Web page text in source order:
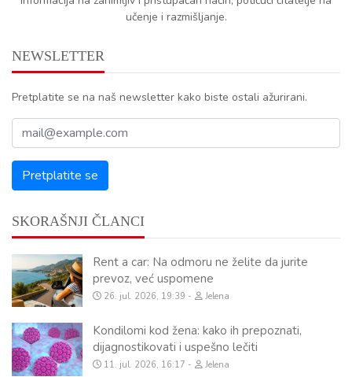
učenje i razmišljanje.
NEWSLETTER
Pretplatite se na naš newsletter kako biste ostali ažurirani.
SKORAŠNJI ČLANCI
Rent a car: Na odmoru ne želite da jurite
prevoz, već uspomene
26. jul. 2026, 19:39 Jelena
Kondilomi kod žena: kako ih prepoznati,
dijagnostikovati i uspešno lečiti
11. jul. 2026, 16:17 Jelena